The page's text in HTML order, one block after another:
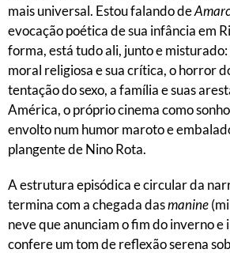
mais universal. Estou falando de
evocação poética de sua infância em
forma, está tudo ali, junto e
moral religiosa e sua crítica, o horror
tentação do sexo, a família e suas
América, o próprio cinema como
envolto num humor maroto e
plangente de Nino Rota.
A estrutura episódica e circular da
termina com a chegada dasmanine
neve que anunciam o fim do inverno
confere um tom de reflexão serena